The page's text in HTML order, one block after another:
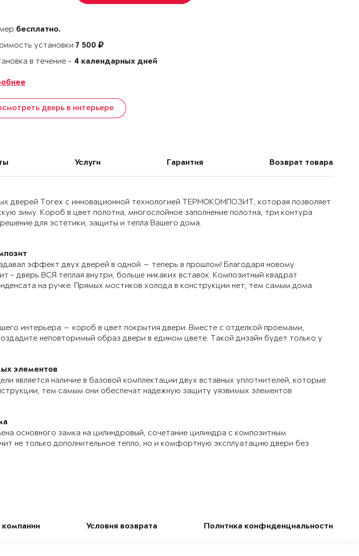
бесплатно.
установки7 500
в течение - 4 календарных дней
дверь в интерьере
Услуги Гарантия Возврат товара
дверей Torex с инновационной технологией ТЕРМОКОМПОЗИТ, которая позволяет
зиму. Короб в цвет полотна, многослойное заполнение полотна, три контура
для эстетики, защиты и тепла Вашего дома.
эффект двух дверей в одной — теперь в прошлом! Благодаря новому
- дверь ВСЯ теплая внутри, больше никаких вставок. Композитный квадрат
на ручке. Прямых мостиков холода в конструкции нет, тем самым дома
интерьера — короб в цвет покрытия двери. Вместе с отделкой проемами,
неповторимый образ двери в едином цвете. Такой дизайн будет только у
элементов
является наличие в базовой комплектации двух вставных уплотнителей, которые
тем самым они обеспечат надежную защиту уязвимых элементов
основного замка на цилиндровый, сочетание цилиндра с композитным
не только дополнительное тепло, но и комфортную эксплуатацию двери без
Условия возврата Политика конфиденциальности